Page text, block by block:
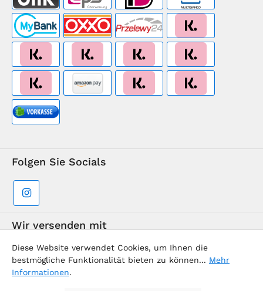
Folgen Sie Socials
Wir versenden mit
Diese Website verwendet Cookies, um Ihnen die
bestmögliche Funktionalität bieten zu können... Mehr
Informationen.